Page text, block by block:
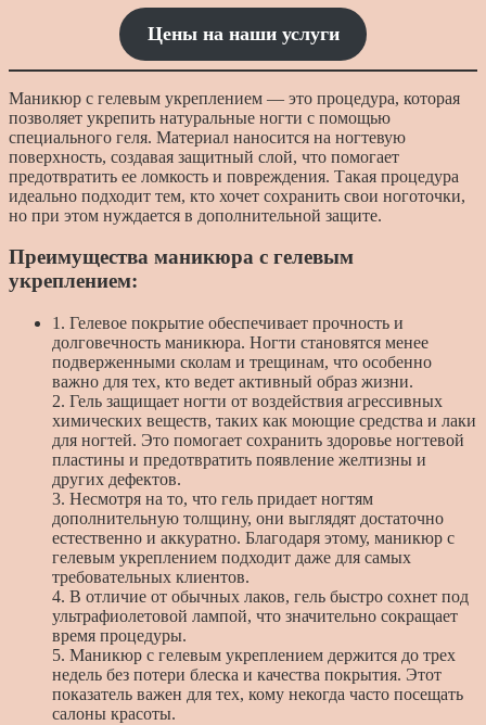
Цены на наши услуги
Маникюр с гелевым укреплением — это процедура, которая
позволяет укрепить натуральные ногти с помощью
специального геля. Материал наносится на ногтевую
поверхность, создавая защитный слой, что помогает
предотвратить ее ломкость и повреждения. Такая процедура
идеально подходит тем, кто хочет сохранить свои ноготочки,
но при этом нуждается в дополнительной защите.
Преимущества маникюра с гелевым
укреплением:
1. Гелевое покрытие обеспечивает прочность и
долговечность маникюра. Ногти становятся менее
подверженными сколам и трещинам, что особенно
важно для тех, кто ведет активный образ жизни.
2. Гель защищает ногти от воздействия агрессивных
химических веществ, таких как моющие средства и лаки
для ногтей. Это помогает сохранить здоровье ногтевой
пластины и предотвратить появление желтизны и
других дефектов.
3. Несмотря на то, что гель придает ногтям
дополнительную толщину, они выглядят достаточно
естественно и аккуратно. Благодаря этому, маникюр с
гелевым укреплением подходит даже для самых
требовательных клиентов.
4. В отличие от обычных лаков, гель быстро сохнет под
ультрафиолетовой лампой, что значительно сокращает
время процедуры.
5. Маникюр с гелевым укреплением держится до трех
недель без потери блеска и качества покрытия. Этот
показатель важен для тех, кому некогда часто посещать
салоны красоты.